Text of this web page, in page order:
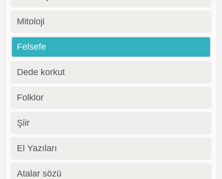
Mitoloji
Felsefe
Dede korkut
Folklor
Şiir
El Yazıları
Atalar sözü